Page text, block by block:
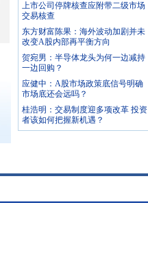
上市公司停牌核查应附带二级市场
交易核查
东方财富陈果：海外波动加剧并未
改变A股内部再平衡方向
贺宛男：半导体龙头为何一边减持
一边回购？
应健中：A股市场政策底信号明确
市场底还会远吗？
桂浩明：交易制度迎多项改革 投资
者该如何把握新机遇？